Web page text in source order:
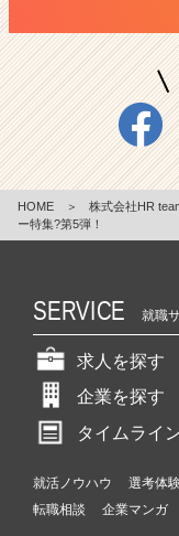
HOME ＞ 株式会社HR
ー特集?第5弾！
SERVICE 就職
求人を探す
企業を探す
タイムライ
就活ノウハウ 選考体
転職相談
企業マンガ